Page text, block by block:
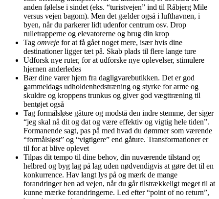
anden følelse i sindet (eks. “turistvejen” ind til Råbjerg Mile
versus vejen bagom). Men det gælder også i lufthavnen, i
byen, når du parkerer lidt udenfor centrum osv. Drop
rulletrapperne og elevatorerne og brug din krop
Tag omveje for at få gået noget mere, især hvis dine
destinationer ligger tæt på. Skab plads til flere lange ture
Udforsk nye ruter, for at udforske nye oplevelser, stimulere
hjernen anderledes
Bær dine varer hjem fra dagligvarebutikken. Det er god
gammeldags udholdenhedstræning og styrke for arme og
skuldre og kroppens trunkus og giver god vægttræning til
bentøjet også
Tag formålsløse gåture og modstå den indre stemme, der siger
“jeg skal nå dit og dat og være effektiv og vigtig hele tiden”.
Formanende sagt, pas på med hvad du dømmer som værende
“formålsløst” og “vigtigere” end gåture. Transformationer er
til for at blive oplevet
Tilpas dit tempo til dine behov, din nuværende tilstand og
helbred og byg lag på lag uden nødvendigvis at gøre det til en
konkurrence. Hav langt lys på og mærk de mange
forandringer hen ad vejen, når du går tilstrækkeligt meget til at
kunne mærke forandringerne. Led efter “point of no return”,